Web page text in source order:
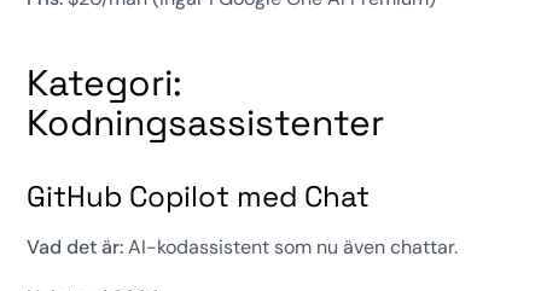
Kategori:
Kodningsassistenter
GitHub Copilot med Chat
Vad det är:AI-kodassistent som nu även chattar.